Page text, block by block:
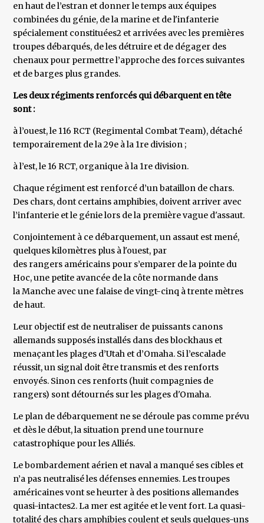
en haut de l’estran et donner le temps aux équipes
combinées du génie, de la marine et de l'infanterie
spécialement constituées2 et arrivées avec les premières
troupes débarqués, de les détruire et de dégager des
chenaux pour permettre l’approche des forces suivantes
et de barges plus grandes.
Les deux régiments renforcés qui débarquent en tête
sont :
à l’ouest, le 116 RCT (Regimental Combat Team), détaché
temporairement de la 29e à la 1re division ;
à l’est, le 16 RCT, organique à la 1re division.
Chaque régiment est renforcé d’un bataillon de chars.
Des chars, dont certains amphibies, doivent arriver avec
l’infanterie et le génie lors de la première vague d'assaut.
Conjointement à ce débarquement, un assaut est mené,
quelques kilomètres plus à l'ouest, par
des rangers américains pour s’emparer de la pointe du
Hoc, une petite avancée de la côte normande dans
la Manche avec une falaise de vingt-cinq à trente mètres
de haut.
Leur objectif est de neutraliser de puissants canons
allemands supposés installés dans des blockhaus et
menaçant les plages d’Utah et d’Omaha. Si l’escalade
réussit, un signal doit être transmis et des renforts
envoyés. Sinon ces renforts (huit compagnies de
rangers) sont détournés sur les plages d'Omaha.
Le plan de débarquement ne se déroule pas comme prévu
et dès le début, la situation prend une tournure
catastrophique pour les Alliés.
Le bombardement aérien et naval a manqué ses cibles et
n’a pas neutralisé les défenses ennemies. Les troupes
américaines vont se heurter à des positions allemandes
quasi-intactes2. La mer est agitée et le vent fort. La quasi-
totalité des chars amphibies coulent et seuls quelques-uns